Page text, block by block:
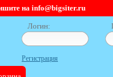
на info@bigsiter.ru
Логин:
Регистрация